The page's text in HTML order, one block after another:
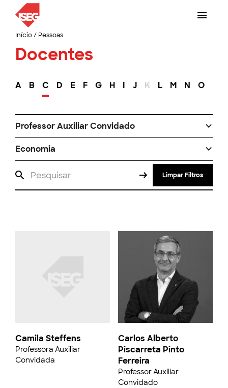
Início/ Pessoas
Docentes
A B C D E F G H I J K L M N O
Professor Auxiliar Convidado
Economia
Limpar Filtros
Camila Steffens
Professora Auxiliar
Convidada
Carlos Alberto
Piscarreta Pinto
Ferreira
Professor Auxiliar
Convidado